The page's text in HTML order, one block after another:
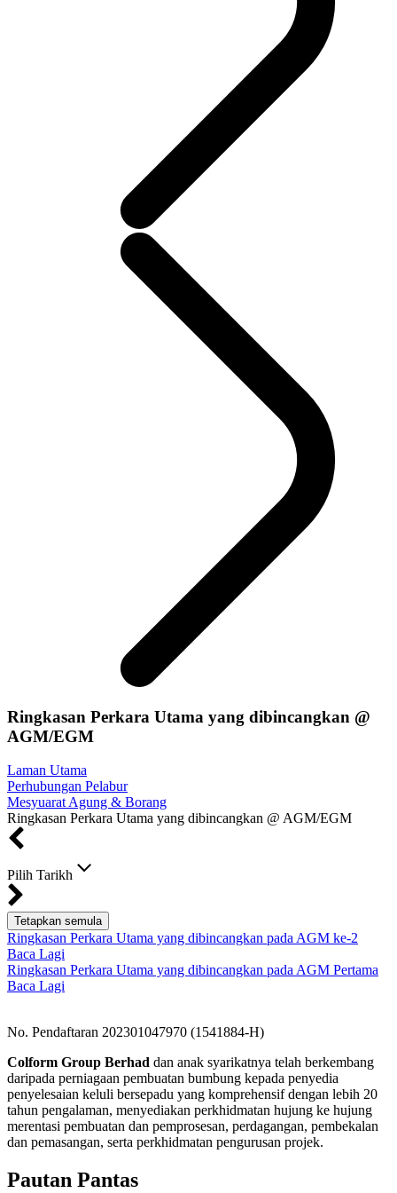
Ringkasan Perkara Utama yang dibincangkan @
AGM/EGM
Laman Utama
Perhubungan Pelabur
Mesyuarat Agung & Borang
Ringkasan Perkara Utama yang dibincangkan @ AGM/EGM
Pilih Tarikh
Tetapkan semula
Ringkasan Perkara Utama yang dibincangkan pada AGM ke-2
Baca Lagi
Ringkasan Perkara Utama yang dibincangkan pada AGM Pertama
Baca Lagi
No. Pendaftaran 202301047970 (1541884-H)
Colform Group Berhad dan anak syarikatnya telah berkembang
daripada perniagaan pembuatan bumbung kepada penyedia
penyelesaian keluli bersepadu yang komprehensif dengan lebih 20
tahun pengalaman, menyediakan perkhidmatan hujung ke hujung
merentasi pembuatan dan pemprosesan, perdagangan, pembekalan
dan pemasangan, serta perkhidmatan pengurusan projek.
Pautan Pantas